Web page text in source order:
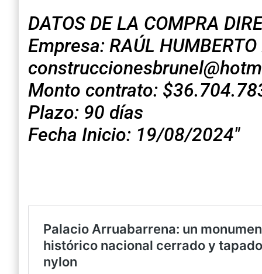
DATOS DE LA COMPRA
Empresa: RAÚL
Monto contrato:
Plazo: 90 días
Fecha Inicio: 19/08/2024″